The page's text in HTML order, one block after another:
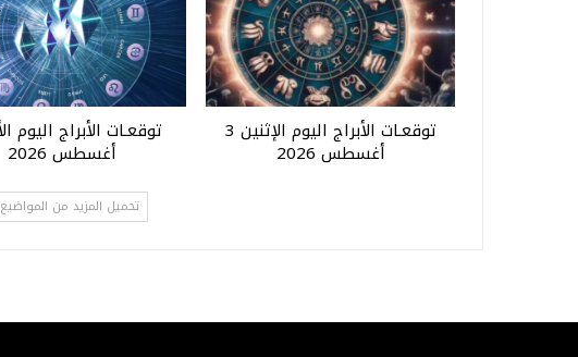
توقعـات الأبراج اليوم الإثنين 3
أغسطس 2026 أغسطس 2026
تحميل المزيد من المواضيع